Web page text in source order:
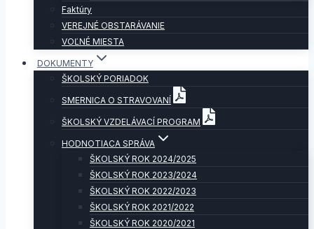
Faktúry
VEREJNÉ OBSTARÁVANIE
VOĽNÉ MIESTA
DOKUMENTY
ŠKOLSKÝ PORIADOK
SMERNICA O STRAVOVANÍ
ŠKOLSKÝ VZDELÁVACÍ PROGRAM
HODNOTIACA SPRÁVA
ŠKOLSKÝ ROK 2024/2025
ŠKOLSKÝ ROK 2023/2024
ŠKOLSKÝ ROK 2022/2023
ŠKOLSKÝ ROK 2021/2022
ŠKOLSKÝ ROK 2020/2021